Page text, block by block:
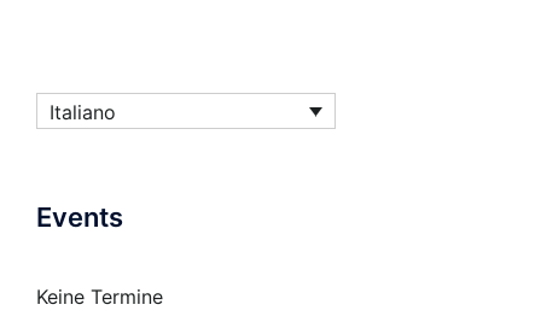
Italiano
Events
Keine Termine